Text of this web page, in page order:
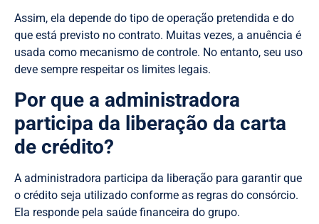
Assim, ela depende do tipo de operação pretendida e do
que está previsto no contrato. Muitas vezes, a anuência é
usada como mecanismo de controle. No entanto, seu uso
deve sempre respeitar os limites legais.
Por que a administradora
participa da liberação da carta
de crédito?
A administradora participa da liberação para garantir que
o crédito seja utilizado conforme as regras do consórcio.
Ela responde pela saúde financeira do grupo.